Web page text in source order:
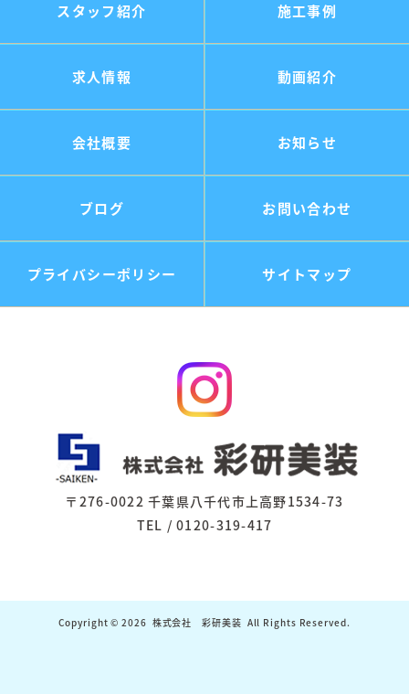
スタッフ紹介 施工事例
求人情報 動画紹介
会社概要 お知らせ
ブログ お問い合わせ
プライバシーポリシー サイトマップ
〒276-0022 千葉県八千代市上高野1534-73
TEL / 0120-319-417
Copyright © 2026 株式会社 彩研美装 All Rights Reserved.